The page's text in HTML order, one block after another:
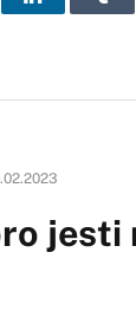
LinkedIn
jesti